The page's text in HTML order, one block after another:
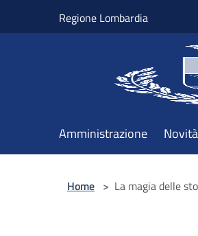
Regione Lombardia
Amministrazione Novità
Home > La magia delle